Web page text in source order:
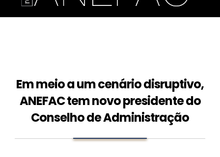
Em meio a um cenário disruptivo,
ANEFAC tem novo presidente do
Conselho de Administração